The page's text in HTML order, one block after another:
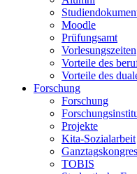
Moodle
Prüfungsamt
Vorlesungszeiten
Vorteile des
Vorteile des
Forschung
Forschung
Projekte
Kita-Sozialarbeit
TOBIS